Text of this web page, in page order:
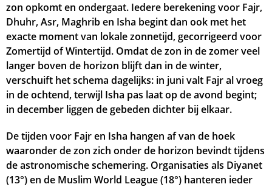
15, Za 04:36 06:22 13:44 17:44 21:04 22:44
16, Zo 04:39 06:24 13:43 17:43 21:02 22:42
17, Ma 04:41 06:25 13:43 17:41 21:00
18, Di 04:44 06:27 13:43 17:40 20:58 22:38
20, Do 04:48 06:30 13:43 17:38 20:54 22:34
21, Vr 04:51 06:32 13:42 17:37 20:52 22:32
zon opkomt en ondergaat. Iedere berekening voor Fajr,
Dhuhr, Asr, Maghrib en Isha begint dan ook met het
exacte moment van lokale zonnetijd, gecorrigeerd voor
Zomertijd of Wintertijd. Omdat de zon in de zomer veel
langer boven de horizon blijft dan in de winter,
verschuift het schema dagelijks: in juni valt Fajr al vroeg
in de ochtend, terwijl Isha pas laat op de avond begint;
in december liggen de gebeden dichter bij elkaar.
De tijden voor Fajr en Isha hangen af van de hoek
waaronder de zon zich onder de horizon bevindt tijdens
de astronomische schemering. Organisaties als Diyanet
(13°) en de Muslim World League (18°) hanteren ieder